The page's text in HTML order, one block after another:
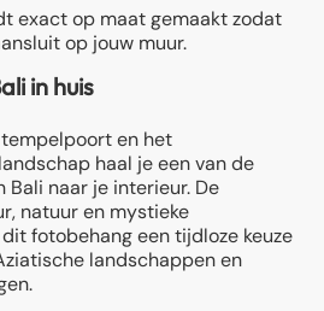
exact op maat gemaakt zodat
op jouw muur.
in huis
en het
haal je een van de
Bali naar je interieur. De
natuur en mystieke
fotobehang een tijdloze keuze
landschappen en